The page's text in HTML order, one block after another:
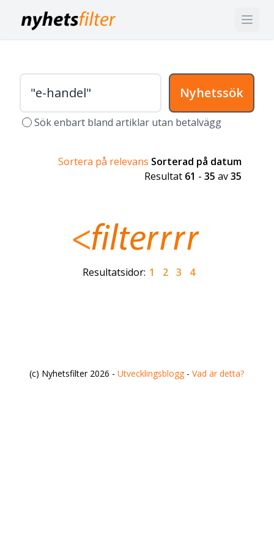
Nyhetssök
Sök enbart bland artiklar utan betalvägg
Sortera på relevans Sorterad på datum
Resultat 61 - 35 av35
Resultatsidor: 1 2 3 4
(c) Nyhetsfilter 2026 -Utvecklingsblogg -Vad är detta?